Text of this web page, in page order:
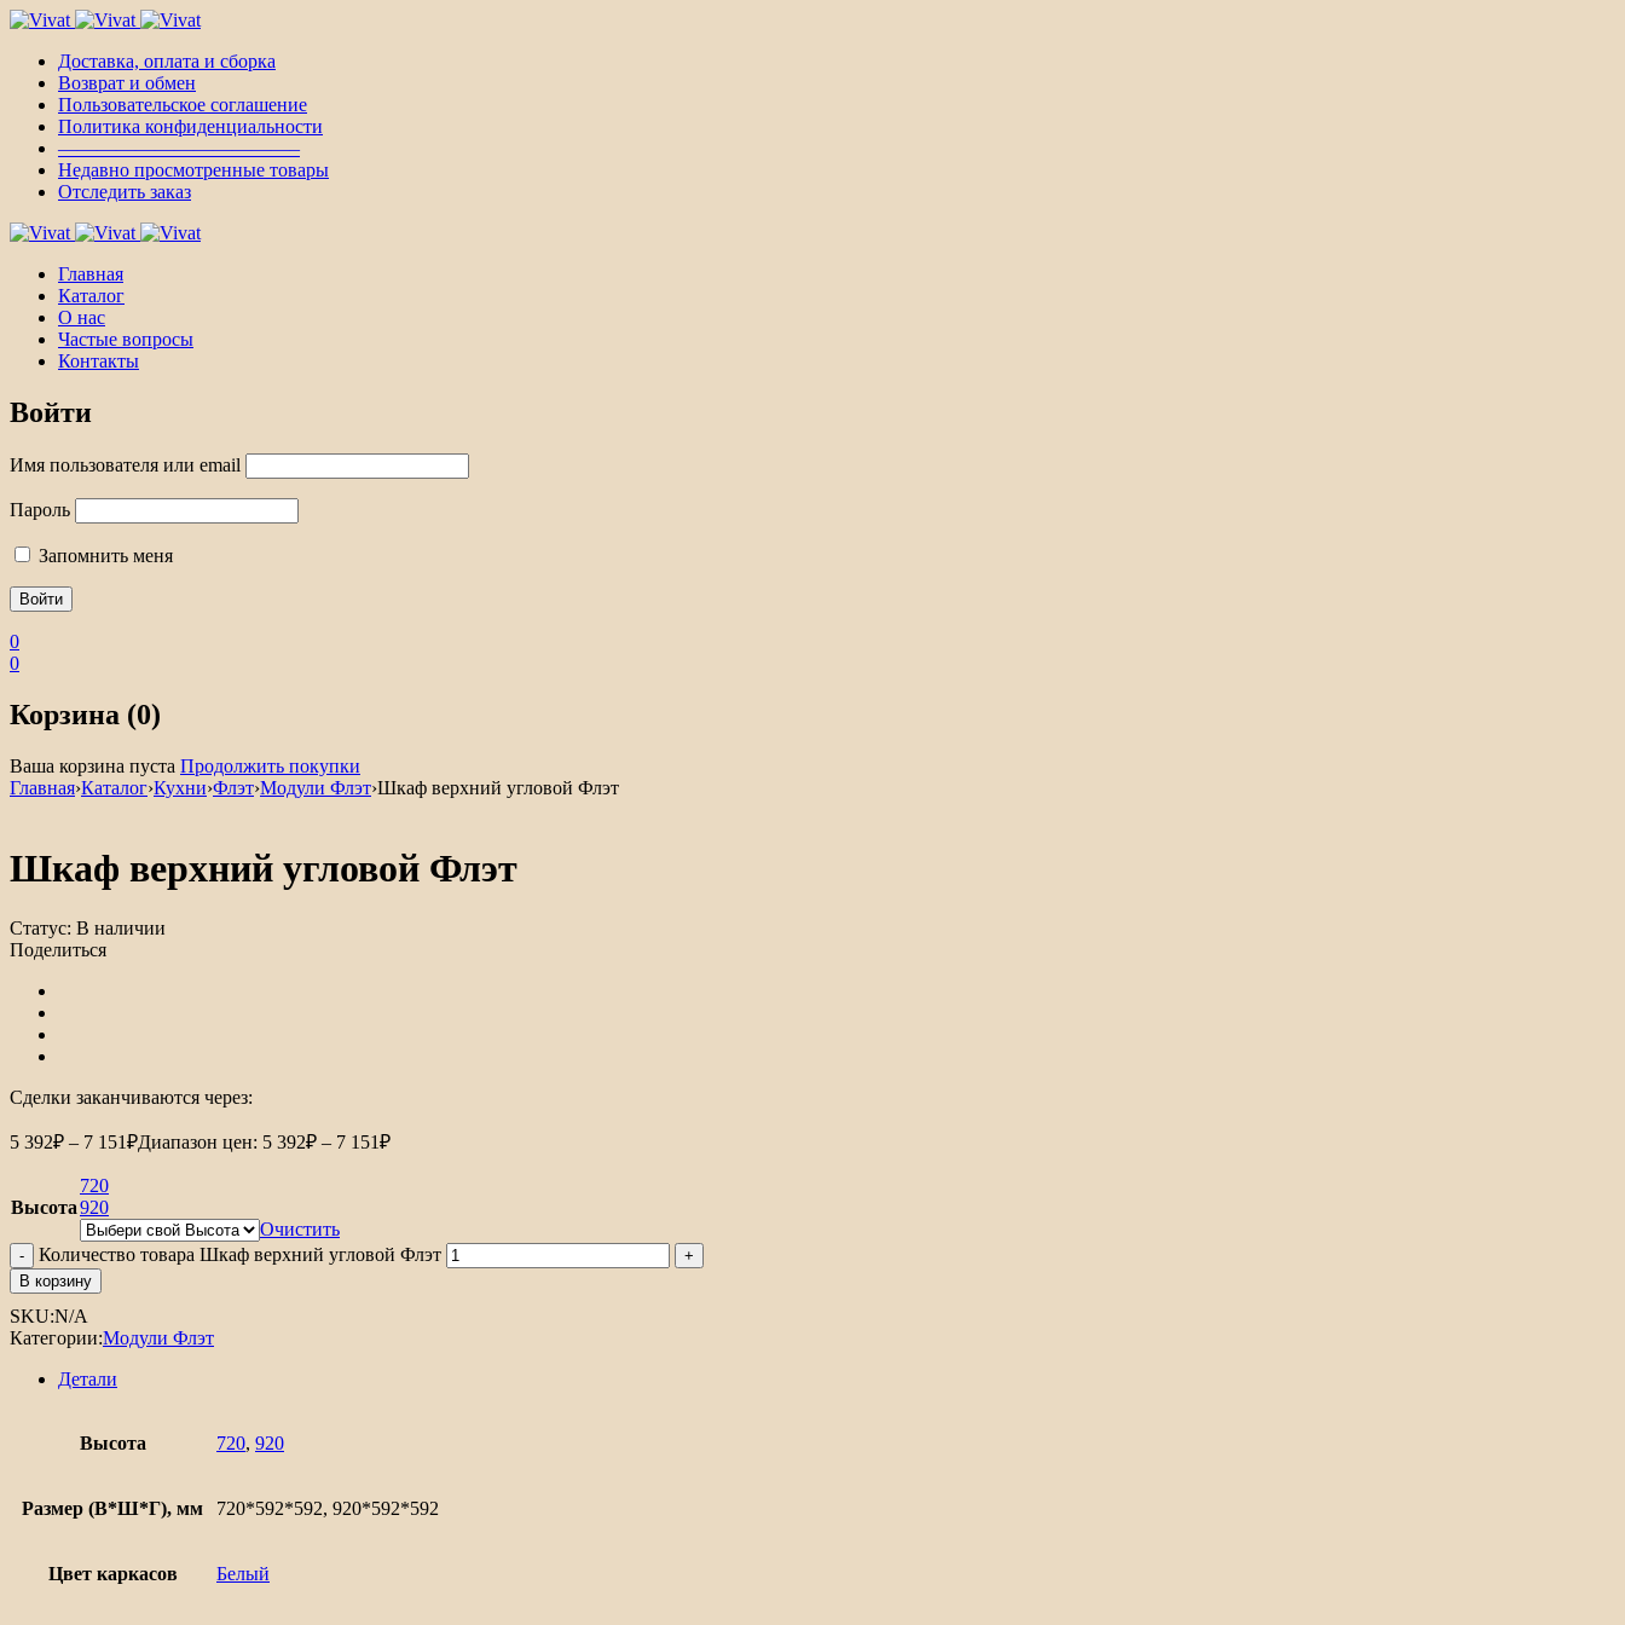
Доставка, оплата и сборка
Возврат и обмен
Пользовательское соглашение
Политика конфиденциальности
————————————–
Недавно просмотренные товары
Отследить заказ
Главная
Каталог
О нас
Частые вопросы
Контакты
Войти
Имя пользователя или email
Пароль
Запомнить меня
0
0
Корзина (0)
Ваша корзина пуста Продолжить покупки
Главная›Каталог›Кухни›Флэт›Модули Флэт›Шкаф верхний угловой Флэт
Шкаф верхний угловой Флэт
Статус: В наличии
Поделиться
Сделки заканчиваются через:
5 392₽ – 7 151₽Диапазон цен: 5 392₽ – 7 151₽
Высота
720
920
Очистить
Количество товара Шкаф верхний угловой Флэт
В корзину
SKU:N/A
Категории:Модули Флэт
Детали
Высота 720, 920
Размер (В*Ш*Г), мм 720*592*592, 920*592*592
Цвет каркасов Белый